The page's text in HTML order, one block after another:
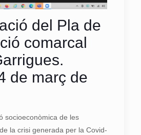
del Pla de
comarcal
de març de
socioeconòmica de les
la crisi generada per la Covid-